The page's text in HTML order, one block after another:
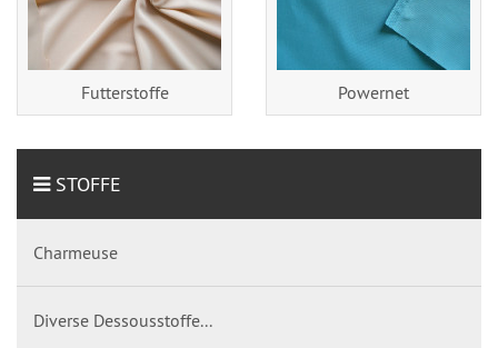
Futterstoffe Powernet
STOFFE
Charmeuse
Diverse Dessousstoffe...